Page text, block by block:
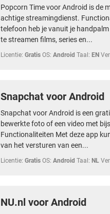
Popcorn Time voor Android is de
achtige streamingdienst.
telefoon heb je vanuit je
te streamen films, series en...
Licentie: Gratis OS: Android Taal: EN
Snapchat voor Android
Snapchat voor Android is een
bewerkte foto of een video met
Functionaliteiten Met deze app
van het versturen van een...
Licentie: Gratis OS: Android Taal: NL
NU.nl voor Android